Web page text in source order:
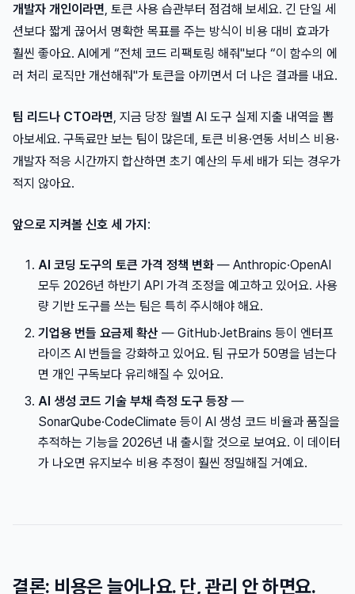
개발자 개인이라면 , 토큰 사용 습관부터 점검해 보세요. 긴 단일 세
션보다 짧게 끊어서 명확한 목표를 주는 방식이 비용 대비 효과가
훨씬 좋아요. AI에게 “전체 코드 리팩토링 해줘"보다 “이 함수의 에
러 처리 로직만 개선해줘"가 토큰을 아끼면서 더 나은 결과를 내요.
팀 리드나 CTO라면 , 지금 당장 월별 AI 도구 실제 지출 내역을 뽑
아보세요. 구독료만 보는 팀이 많은데, 토큰 비용·연동 서비스 비용·
개발자 적응 시간까지 합산하면 초기 예산의 두세 배가 되는 경우가
적지 않아요.
앞으로 지켜볼 신호 세 가지 :
AI 코딩 도구의 토큰 가격 정책 변화 — Anthropic·OpenAI
모두 2026년 하반기 API 가격 조정을 예고하고 있어요. 사용
량 기반 도구를 쓰는 팀은 특히 주시해야 해요.
기업용 번들 요금제 확산 — GitHub·JetBrains 등이 엔터프
라이즈 AI 번들을 강화하고 있어요. 팀 규모가 50명을 넘는다
면 개인 구독보다 유리해질 수 있어요.
AI 생성 코드 기술 부채 측정 도구 등장 —
SonarQube·CodeClimate 등이 AI 생성 코드 비율과 품질을
추적하는 기능을 2026년 내 출시할 것으로 보여요. 이 데이터
가 나오면 유지보수 비용 추정이 훨씬 정밀해질 거예요.
결론: 비용은 늘어나요. 단, 관리 안 하면요.